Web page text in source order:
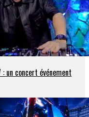
un concert événement